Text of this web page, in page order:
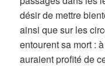
désir de mettre
ainsi que sur les
entourent sa mort :
auraient profité de